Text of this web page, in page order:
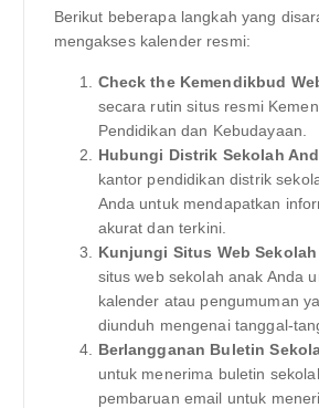
Berikut beberapa langkah yang
mengakses kalender resmi:
Check the Kemendikbud
secara rutin situs resmi
Pendidikan dan Kebudayaan.
Hubungi Distrik Sekolah
kantor pendidikan distrik
Anda untuk mendapatkan
akurat dan terkini.
Kunjungi Situs Web
situs web sekolah anak Anda
kalender atau pengumuman
diunduh mengenai tanggal-
Berlangganan Buletin
untuk menerima buletin
pembaruan email untuk